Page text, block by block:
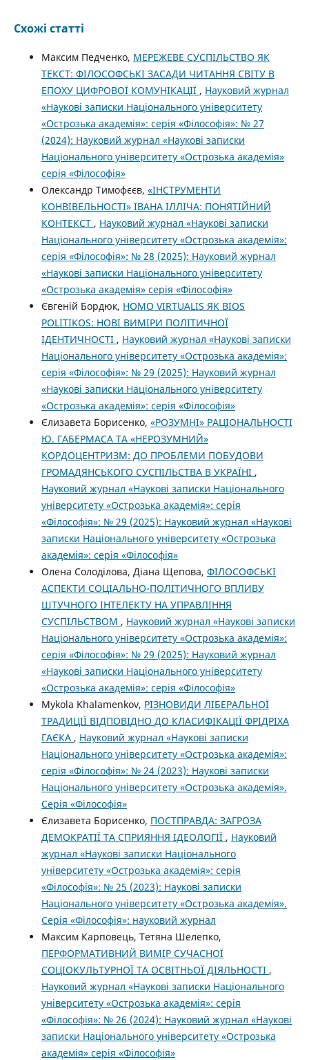
Схожі статті
Максим Педченко, МЕРЕЖЕВЕ СУСПІЛЬСТВО ЯК
ТЕКСТ: ФІЛОСОФСЬКІ ЗАСАДИ ЧИТАННЯ СВІТУ В
ЕПОХУ ЦИФРОВОЇ КОМУНІКАЦІЇ , Науковий журнал
«Наукові записки Національного університету
«Острозька академія»: серія «Філософія»: № 27
(2024): Науковий журнал «Наукові записки
Національного університету «Острозька академія»
серія «Філософія»
Олександр Тимофєєв, «ІНСТРУМЕНТИ
КОНВІВЕЛЬНОСТІ» ІВАНА ІЛЛІЧА: ПОНЯТІЙНИЙ
КОНТЕКСТ , Науковий журнал «Наукові записки
Національного університету «Острозька академія»:
серія «Філософія»: № 28 (2025): Науковий журнал
«Наукові записки Національного університету
«Острозька академія» серія «Філософія»
Євгеній Бордюк, HOMO VIRTUALIS ЯК BIOS
POLITIKOS: НОВІ ВИМІРИ ПОЛІТИЧНОЇ
ІДЕНТИЧНОСТІ , Науковий журнал «Наукові записки
Національного університету «Острозька академія»:
серія «Філософія»: № 29 (2025): Науковий журнал
«Наукові записки Національного університету
«Острозька академія»: серія «Філософія»
Єлизавета Борисенко, «РОЗУМНІ» РАЦІОНАЛЬНОСТІ
Ю. ГАБЕРМАСА ТА «НЕРОЗУМНИЙ»
КОРДОЦЕНТРИЗМ: ДО ПРОБЛЕМИ ПОБУДОВИ
ГРОМАДЯНСЬКОГО СУСПІЛЬСТВА В УКРАЇНІ ,
Науковий журнал «Наукові записки Національного
університету «Острозька академія»: серія
«Філософія»: № 29 (2025): Науковий журнал «Наукові
записки Національного університету «Острозька
академія»: серія «Філософія»
Олена Солоділова, Діана Щепова, ФІЛОСОФСЬКІ
АСПЕКТИ СОЦІАЛЬНО-ПОЛІТИЧНОГО ВПЛИВУ
ШТУЧНОГО ІНТЕЛЕКТУ НА УПРАВЛІННЯ
СУСПІЛЬСТВОМ , Науковий журнал «Наукові записки
Національного університету «Острозька академія»:
серія «Філософія»: № 29 (2025): Науковий журнал
«Наукові записки Національного університету
«Острозька академія»: серія «Філософія»
Mykola Khalamenkov, РІЗНОВИДИ ЛІБЕРАЛЬНОЇ
ТРАДИЦІЇ ВІДПОВІДНО ДО КЛАСИФІКАЦІЇ ФРІДРІХА
ГАЄКА , Науковий журнал «Наукові записки
Національного університету «Острозька академія»:
серія «Філософія»: № 24 (2023): Наукові записки
Національного університету «Острозька академія».
Серія «Філософія»
Єлизавета Борисенко, ПОСТПРАВДА: ЗАГРОЗА
ДЕМОКРАТІЇ ТА СПРИЯННЯ ІДЕОЛОГІЇ , Науковий
журнал «Наукові записки Національного
університету «Острозька академія»: серія
«Філософія»: № 25 (2023): Наукові записки
Національного університету «Острозька академія».
Серія «Філо­софія»: науковий журнал
Максим Карповець, Тетяна Шелепко,
ПЕРФОРМАТИВНИЙ ВИМІР СУЧАСНОЇ
СОЦІОКУЛЬТУРНОЇ ТА ОСВІТНЬОЇ ДІЯЛЬНОСТІ ,
Науковий журнал «Наукові записки Національного
університету «Острозька академія»: серія
«Філософія»: № 26 (2024): Науковий журнал «Наукові
записки Національного університету «Острозька
академія» серія «Філософія»